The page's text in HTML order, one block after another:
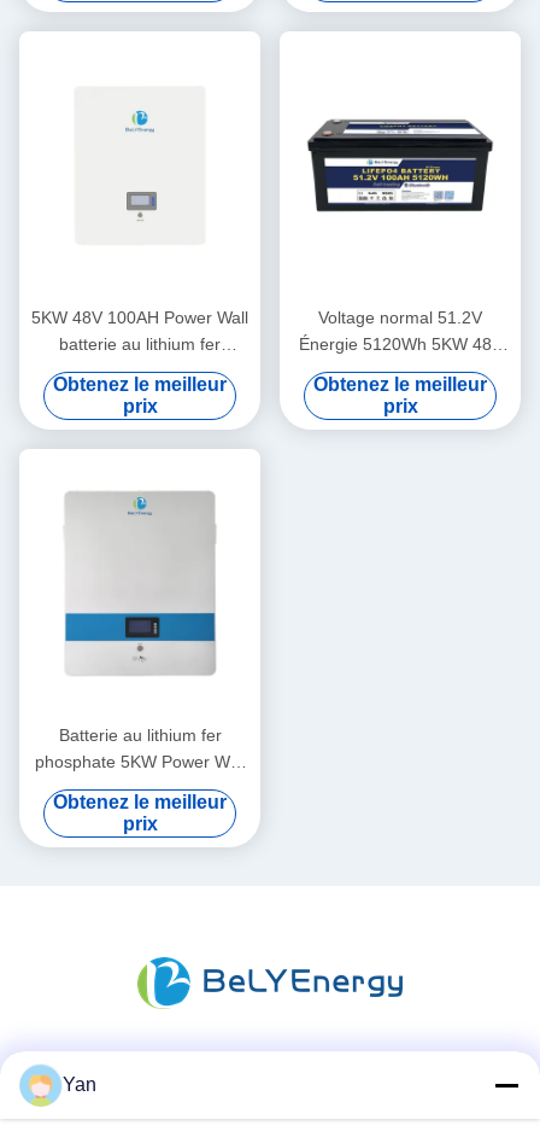
5KW 48V 100AH Power Wall
batterie au lithium fer
phosphate avec Bluetooth
Obtenez le meilleur
prix
Voltage normal 51.2V
Énergie 5120Wh 5KW 48V
100AH Batterie LiFePO4
avec Bluetooth et auto-
chauffage en option
Obtenez le meilleur
prix
Batterie au lithium fer
phosphate 5KW Power Wall
48V 100AH pour le stockage
d'énergie résidentiel
Obtenez le meilleur
prix
Yan